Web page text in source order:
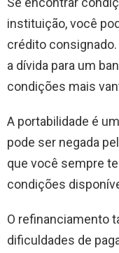
instituição, você
crédito
a dívida para um
condições mais
A portabilidade é
pode ser negada
que você sempre
condições
O refinanciamento
dificuldades de